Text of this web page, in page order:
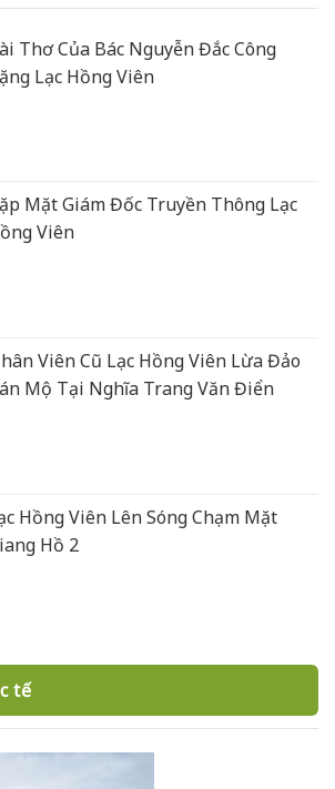
Thơ Của Bác Nguyễn Đắc Công
Lạc Hồng Viên
Mặt Giám Đốc Truyền Thông Lạc
Viên
Viên Cũ Lạc Hồng Viên Lừa Đảo
Mộ Tại Nghĩa Trang Văn Điển
Hồng Viên Lên Sóng Chạm Mặt
Hồ 2
tế